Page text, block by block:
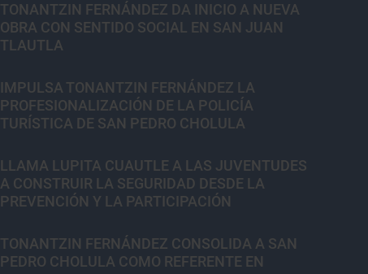
TONANTZIN FERNÁNDEZ DA INICIO A NUEVA
OBRA CON SENTIDO SOCIAL EN SAN JUAN
TLAUTLA
IMPULSA TONANTZIN FERNÁNDEZ LA
PROFESIONALIZACIÓN DE LA POLICÍA
TURÍSTICA DE SAN PEDRO CHOLULA
LLAMA LUPITA CUAUTLE A LAS JUVENTUDES
A CONSTRUIR LA SEGURIDAD DESDE LA
PREVENCIÓN Y LA PARTICIPACIÓN
TONANTZIN FERNÁNDEZ CONSOLIDA A SAN
PEDRO CHOLULA COMO REFERENTE EN